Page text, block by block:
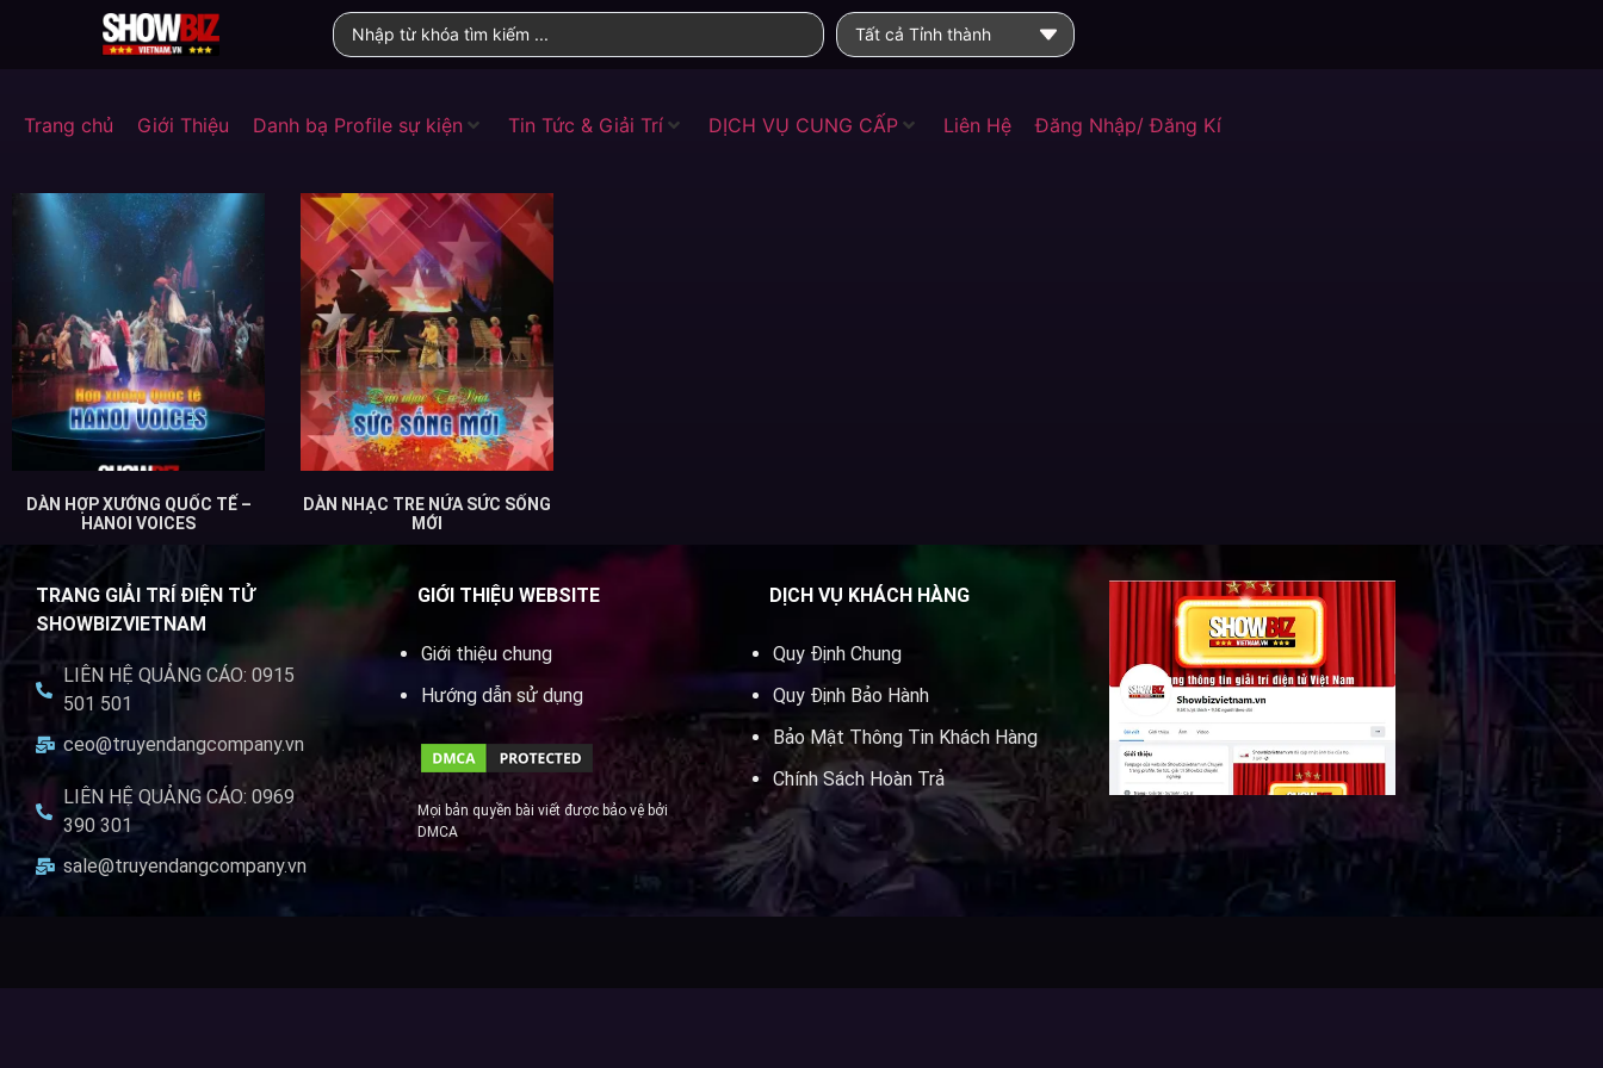
Tất cả Tỉnh thành
Trang chủ Giới Thiệu Danh bạ Profile sự kiện Tin Tức & Giải Trí DỊCH VỤ CUNG CẤP Liên Hệ Đăng Nhập/ Đăng Kí
DÀN HỢP XƯỚNG QUỐC TẾ –
HANOI VOICES
DÀN NHẠC TRE NỨA SỨC SỐNG
MỚI
TRANG GIẢI TRÍ ĐIỆN TỬ
SHOWBIZVIETNAM
LIÊN HỆ QUẢNG CÁO: 0915
501 501
ceo@truyendangcompany.vn
LIÊN HỆ QUẢNG CÁO: 0969
390 301
sale@truyendangcompany.vn
GIỚI THIỆU WEBSITE
Giới thiệu chung
Hướng dẫn sử dụng
Mọi bản quyền bài viết được bảo vệ bởi
DMCA
DỊCH VỤ KHÁCH HÀNG
Quy Định Chung
Quy Định Bảo Hành
Bảo Mật Thông Tin Khách Hàng
Chính Sách Hoàn Trả